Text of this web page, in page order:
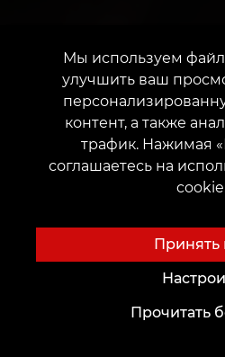
Мы используем
улучшить ваш
контент, а также
трафик. Нажимая
соглашаетесь на
Принять
Прочитать